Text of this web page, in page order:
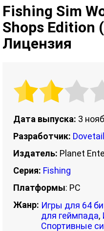
Fishing Sim
Shops Edition
Лицензия
Дата выпуска: 3
Разработчик:
Издатель: Planet
Серия: Fishing
Платформы: PC
Жанр: Игры для 64
для геймпада,
Спортивные